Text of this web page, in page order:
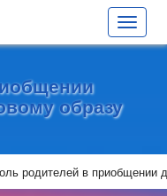
Toggle
образу
родителей в приобщении